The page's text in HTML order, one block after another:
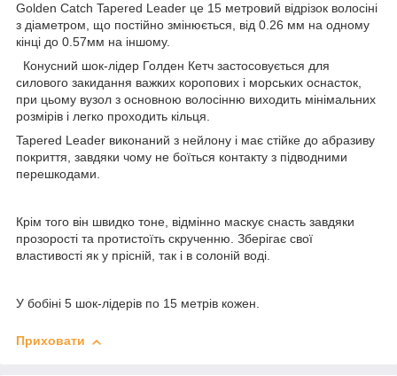
Golden Catch Tapered Leader це 15 метровий відрізок волосіні
з діаметром, що постійно змінюється, від 0.26 мм на одному
кінці до 0.57мм на іншому.
Конусний шок-лідер Голден Кетч застосовується для
силового закидання важких коропових і морських оснасток,
при цьому вузол з основною волосінню виходить мінімальних
розмірів і легко проходить кільця.
Tapered Leader виконаний з нейлону і має стійке до абразиву
покриття, завдяки чому не боїться контакту з підводними
перешкодами.
Крім того він швидко тоне, відмінно маскує снасть завдяки
прозорості та протистоїть скрученню. Зберігає свої
властивості як у прісній, так і в солоній воді.
У бобіні 5 шок-лідерів по 15 метрів кожен.
Приховати